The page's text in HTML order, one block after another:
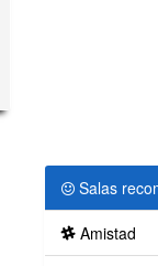
Salas
Amistad